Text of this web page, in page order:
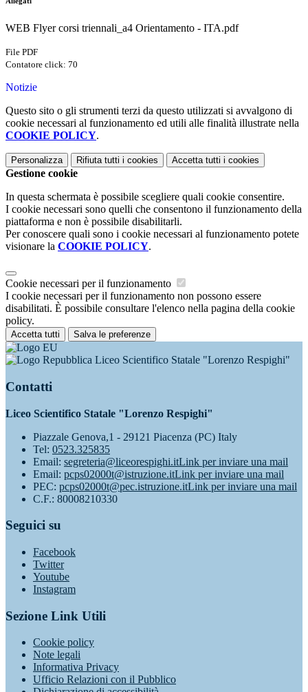
WEB Flyer corsi triennali_a4 Orientamento - ITA.pdf
File PDF
Contatore click: 70
Notizie
Questo sito o gli strumenti terzi da questo utilizzati si avvalgono di
cookie necessari al funzionamento ed utili alle finalità illustrate nella
COOKIE POLICY.
Personalizza Rifiuta tutti i cookies Accetta tutti i cookies
Gestione cookie
In questa schermata è possibile scegliere quali cookie consentire.
I cookie necessari sono quelli che consentono il funzionamento della
piattaforma e non è possibile disabilitarli.
Per conoscere quali sono i cookie necessari al funzionamento potete
visionare la COOKIE POLICY.
Cookie necessari per il funzionamento
I cookie necessari per il funzionamento non possono essere
disabilitati. È possibile consultare l'elenco nella pagina della cookie
policy.
Accetta tutti Salva le preferenze
Liceo Scientifico Statale "Lorenzo Respighi"
Contatti
Liceo Scientifico Statale "Lorenzo Respighi"
Piazzale Genova,1 - 29121 Piacenza (PC) Italy
Tel: 0523.325835
Email: segreteria@liceorespighi.itLink per inviare una mail
Email: pcps02000t@istruzione.itLink per inviare una mail
PEC: pcps02000t@pec.istruzione.itLink per inviare una mail
C.F.: 80008210330
Seguici su
Facebook
Twitter
Youtube
Instagram
Sezione Link Utili
Cookie policy
Note legali
Informativa Privacy
Ufficio Relazioni con il Pubblico